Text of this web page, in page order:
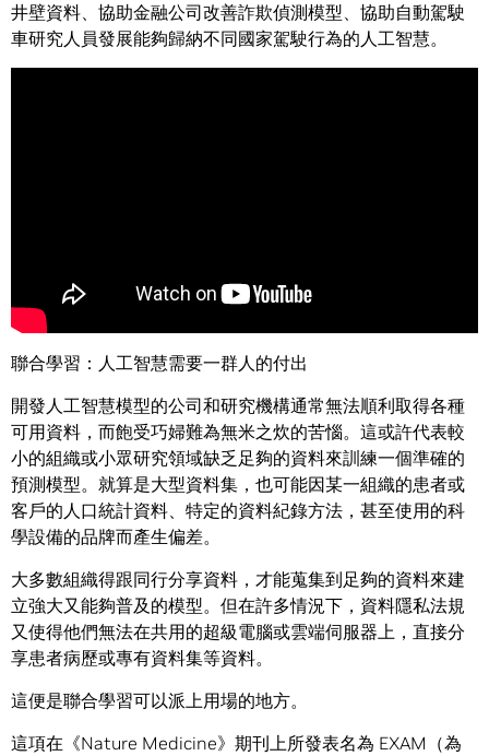
井壁資料、協助金融公司改善詐欺偵測模型、協助自動駕駛
車研究人員發展能夠歸納不同國家駕駛行為的人工智慧。
聯合學習：人工智慧需要一群人的付出
開發人工智慧模型的公司和研究機構通常無法順利取得各種
可用資料，而飽受巧婦難為無米之炊的苦惱。這或許代表較
小的組織或小眾研究領域缺乏足夠的資料來訓練一個準確的
預測模型。就算是大型資料集，也可能因某一組織的患者或
客戶的人口統計資料、特定的資料紀錄方法，甚至使用的科
學設備的品牌而產生偏差。
大多數組織得跟同行分享資料，才能蒐集到足夠的資料來建
立強大又能夠普及的模型。但在許多情況下，資料隱私法規
又使得他們無法在共用的超級電腦或雲端伺服器上，直接分
享患者病歷或專有資料集等資料。
這便是聯合學習可以派上用場的地方。
這項在《Nature Medicine》期刊上所發表名為 EXAM（為